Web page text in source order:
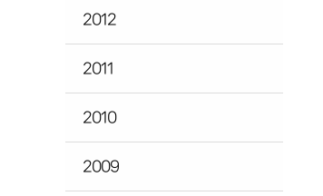
2012
2011
2010
2009